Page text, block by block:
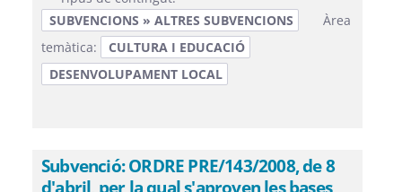
SUBVENCIONS » ALTRES SUBVENCIONS
Àrea
temàtica:
CULTURA I EDUCACIÓ
DESENVOLUPAMENT LOCAL
Subvenció: ORDRE PRE/143/2008, de 8
d'abril, per la qual s'aproven les bases